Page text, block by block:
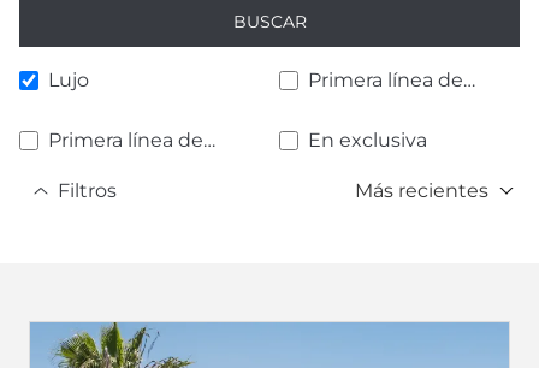
BUSCAR
Lujo
Primera línea de
Primera línea de
En exclusiva
Filtros Más recientes